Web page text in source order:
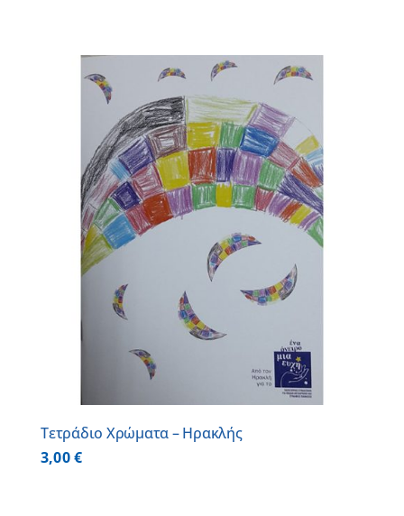
Τετράδιο Χρώματα – Ηρακλής
3,00€